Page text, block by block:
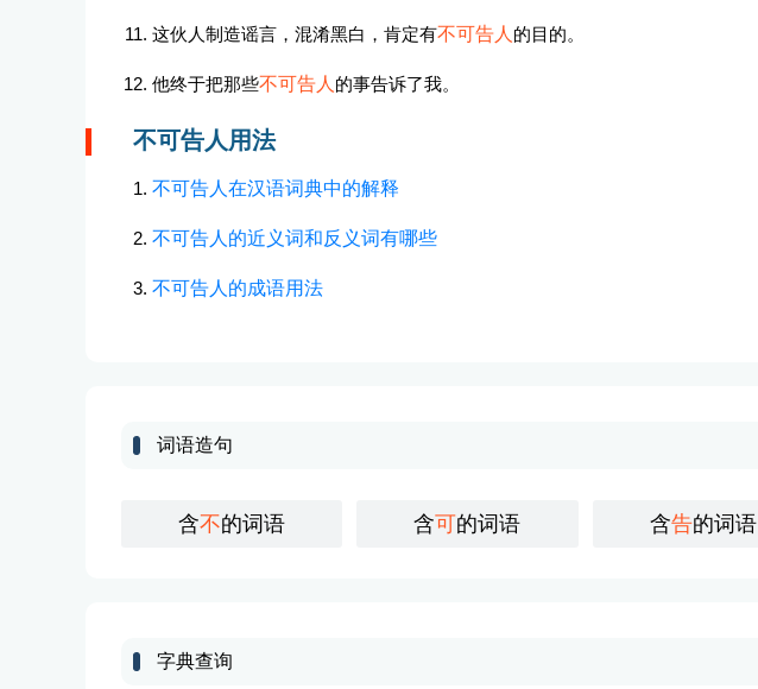
这伙人制造谣言，混淆黑白，肯定有不可告人 的目的。
他终于把那些不可告人 的事告诉了我。
不可告人用法
不可告人在汉语词典中的解释
不可告人的近义词和反义词有哪些
不可告人的成语用法
词语造句
含不的词语 含可的词语 含告的词语
字典查询